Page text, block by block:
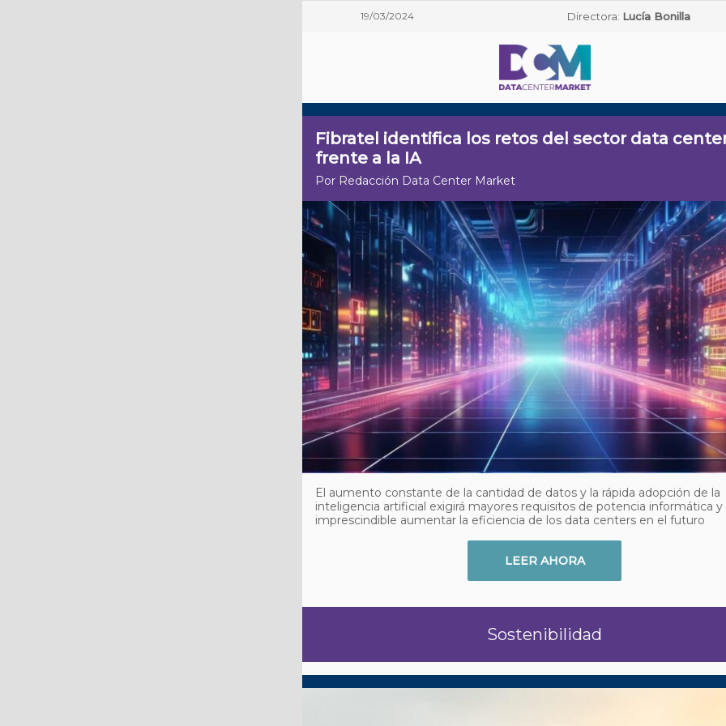
19/03/2024 Directora: Lucía Bonilla
Fibratel identifica los retos del sector data
frente a la IA
Por Redacción Data Center Market
El aumento constante de la cantidad de datos y la rápida adopción de la
inteligencia artificial exigirá mayores requisitos de potencia informática y
imprescindible aumentar la eficiencia de los data centers en el futuro
LEER AHORA
Sostenibilidad